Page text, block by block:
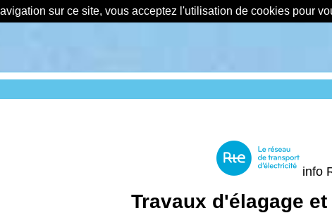
sur ce site, vous acceptez l'utilisation de cookies pour
info
Travaux d'élagage